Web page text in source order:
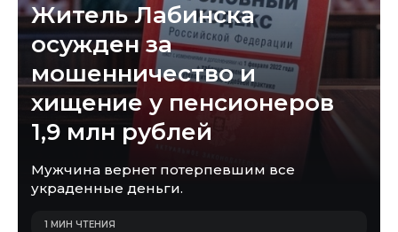
Житель Лабинска
осужден за
мошенничество и
хищение у пенсионеров
1,9 млн рублей
Мужчина вернет потерпевшим все
украденные деньги.
1 МИН ЧТЕНИЯ